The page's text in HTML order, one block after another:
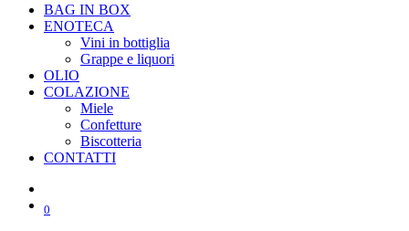
BAG IN BOX
ENOTECA
Vini in bottiglia
Grappe e liquori
OLIO
COLAZIONE
Miele
Confetture
Biscotteria
CONTATTI
0